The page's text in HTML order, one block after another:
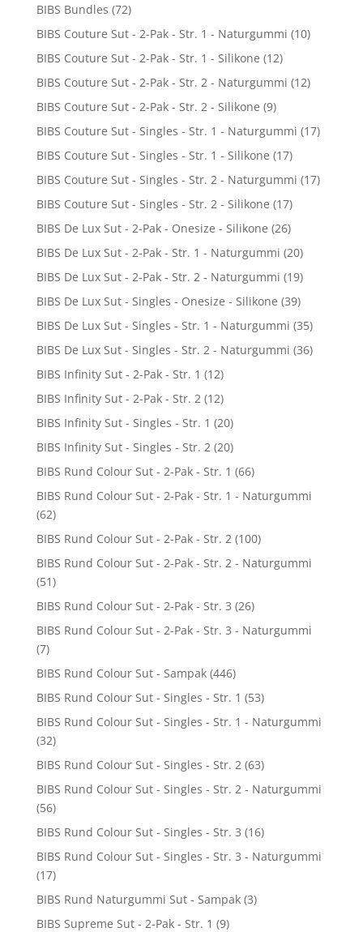
BIBS Bundles (72)
BIBS Couture Sut - 2-Pak - Str. 1 - Naturgummi (10)
BIBS Couture Sut - 2-Pak - Str. 1 - Silikone (12)
BIBS Couture Sut - 2-Pak - Str. 2 - Naturgummi (12)
BIBS Couture Sut - 2-Pak - Str. 2 - Silikone (9)
BIBS Couture Sut - Singles - Str. 1 - Naturgummi (17)
BIBS Couture Sut - Singles - Str. 1 - Silikone (17)
BIBS Couture Sut - Singles - Str. 2 - Naturgummi (17)
BIBS Couture Sut - Singles - Str. 2 - Silikone (17)
BIBS De Lux Sut - 2-Pak - Onesize - Silikone (26)
BIBS De Lux Sut - 2-Pak - Str. 1 - Naturgummi (20)
BIBS De Lux Sut - 2-Pak - Str. 2 - Naturgummi (19)
BIBS De Lux Sut - Singles - Onesize - Silikone (39)
BIBS De Lux Sut - Singles - Str. 1 - Naturgummi (35)
BIBS De Lux Sut - Singles - Str. 2 - Naturgummi (36)
BIBS Infinity Sut - 2-Pak - Str. 1 (12)
BIBS Infinity Sut - 2-Pak - Str. 2 (12)
BIBS Infinity Sut - Singles - Str. 1 (20)
BIBS Infinity Sut - Singles - Str. 2 (20)
BIBS Rund Colour Sut - 2-Pak - Str. 1 (66)
BIBS Rund Colour Sut - 2-Pak - Str. 1 - Naturgummi
(62)
BIBS Rund Colour Sut - 2-Pak - Str. 2 (100)
BIBS Rund Colour Sut - 2-Pak - Str. 2 - Naturgummi
(51)
BIBS Rund Colour Sut - 2-Pak - Str. 3 (26)
BIBS Rund Colour Sut - 2-Pak - Str. 3 - Naturgummi
(7)
BIBS Rund Colour Sut - Sampak (446)
BIBS Rund Colour Sut - Singles - Str. 1 (53)
BIBS Rund Colour Sut - Singles - Str. 1 - Naturgummi
(32)
BIBS Rund Colour Sut - Singles - Str. 2 (63)
BIBS Rund Colour Sut - Singles - Str. 2 - Naturgummi
(56)
BIBS Rund Colour Sut - Singles - Str. 3 (16)
BIBS Rund Colour Sut - Singles - Str. 3 - Naturgummi
(17)
BIBS Rund Naturgummi Sut - Sampak (3)
BIBS Supreme Sut - 2-Pak - Str. 1 (9)